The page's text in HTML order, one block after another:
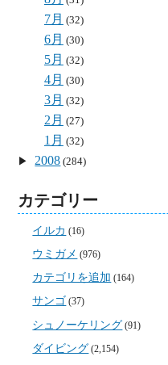
7月 (32)
6月 (30)
5月 (32)
4月 (30)
3月 (32)
2月 (27)
1月 (32)
2008 (284)
カテゴリー
イルカ (16)
ウミガメ (976)
カテゴリを追加 (164)
サンゴ (37)
シュノーケリング (91)
ダイビング (2,154)